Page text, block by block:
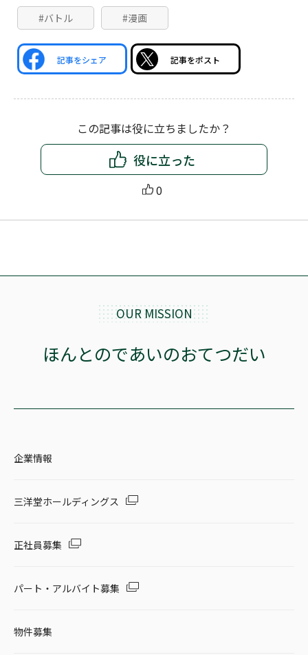
#バトル #漫画
記事をシェア 記事をポスト
この記事は役に立ちましたか？
役に立った
0
OUR MISSION
ほんとのであいのおてつだい
企業情報
三洋堂ホールディングス
正社員募集
パート・アルバイト募集
物件募集